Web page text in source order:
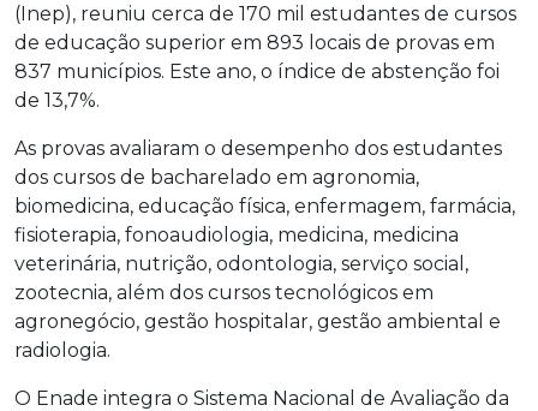
(Inep), reuniu cerca de 170 mil estudantes de cursos
de educação superior em 893 locais de provas em
837 municípios. Este ano, o índice de abstenção foi
de 13,7%.
As provas avaliaram o desempenho dos estudantes
dos cursos de bacharelado em agronomia,
biomedicina, educação física, enfermagem, farmácia,
fisioterapia, fonoaudiologia, medicina, medicina
veterinária, nutrição, odontologia, serviço social,
zootecnia, além dos cursos tecnológicos em
agronegócio, gestão hospitalar, gestão ambiental e
radiologia.
O Enade integra o Sistema Nacional de Avaliação da